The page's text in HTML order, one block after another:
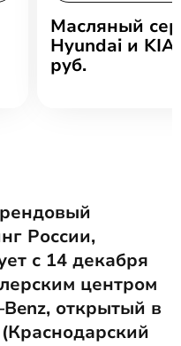
Масляный
Hyundai и KIA
руб.
России,
с 14 декабря
центром
открытый в